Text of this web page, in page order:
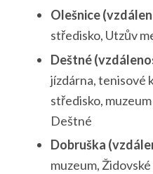
Olešnice
středisko, Utzův
Deštné
jízdárna, tenisové
středisko,
Deštné
Dobruška
muzeum,